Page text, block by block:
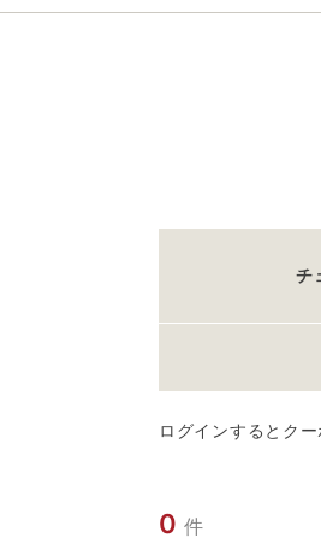
チ
ログインするとク
0 件